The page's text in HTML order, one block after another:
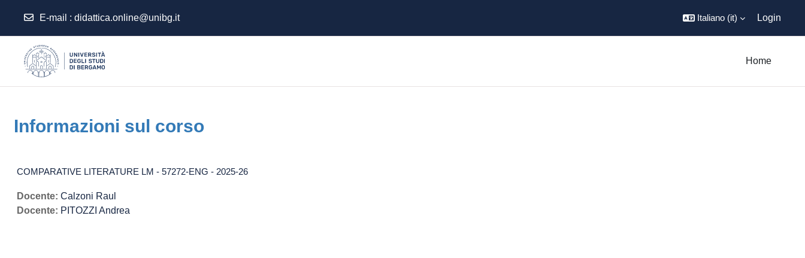
E-mail : didattica.online@unibg.it Italiano ‎(it)‎ Login
Home
Informazioni sul corso
COMPARATIVE LITERATURE LM - 57272-ENG - 2025-26
Docente: Calzoni Raul
Docente: PITOZZI Andrea